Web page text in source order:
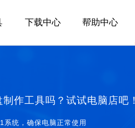
下载中心 帮助中心
作工具吗？试试电脑店吧！
统，确保电脑正常使用